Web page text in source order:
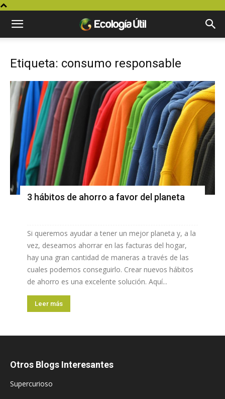
Etiqueta: consumo responsable
3 hábitos de ahorro a favor del planeta
Si queremos ayudar a tener un mejor planeta y, a la
vez, deseamos ahorrar en las facturas del hogar,
hay una gran cantidad de maneras a través de las
cuales podemos conseguirlo. Crear nuevos hábitos
de ahorro es una excelente solución. Aquí...
Leer más
Otros Blogs Interesantes
Supercurioso